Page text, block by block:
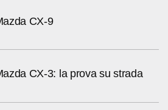
CX-9
CX-3: la prova su strada